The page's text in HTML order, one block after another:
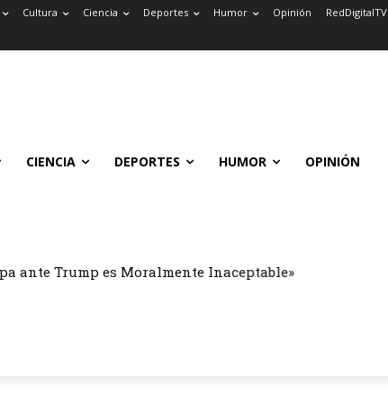
Cultura Ciencia Deportes Humor Opinión RedDigitalTV
CIENCIA DEPORTES HUMOR OPINIÓN
ante Trump es Moralmente Inaceptable»